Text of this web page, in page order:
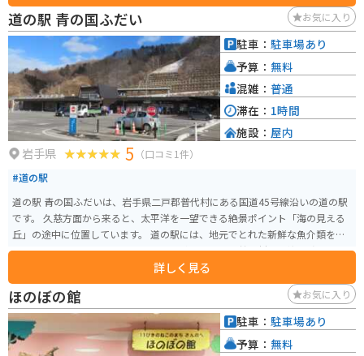
道の駅 青の国ふだい お気に入り
岩手県 5 （口コミ1件）
#道の駅
道の駅 青の国ふだいは、岩手県二戸郡普代村にある国道45号線沿いの道の駅
です。 久慈方面から来ると、太平洋を一望できる絶景ポイント「海の見える
丘」の途中に位置しています。 道の駅には、地元でとれた新鮮な魚介類を味
わえるレストランや、お土産コーナーがあります。 普代村は北緯40度ライン
上に位置し、ウニとアワビの養殖が盛んな地域です。 特におすすめは、6月か
ら8月にかけて旬を迎える生ウニ丼です。 濃厚なウニの甘みと磯の香りを存分
に楽しむことができます。 バイクで訪れる際は、道の駅から海岸線沿いを走
るのがおすすめです。 太平洋を眺めながら、爽快なツーリングを楽しむこと
ができます。 また、道の駅には、バイク専用の駐車スペースも用意されてい
ます。 周辺には、宿泊施設やキャンプ場もあるので、ツーリングの拠点とし
詳しく見る
駐車： 駐車場あり
予算： 無料
混雑： 普通
滞在： 1時間
施設： 屋内
ほのぼの館 お気に入り
駐車： 駐車場あり
予算： 無料